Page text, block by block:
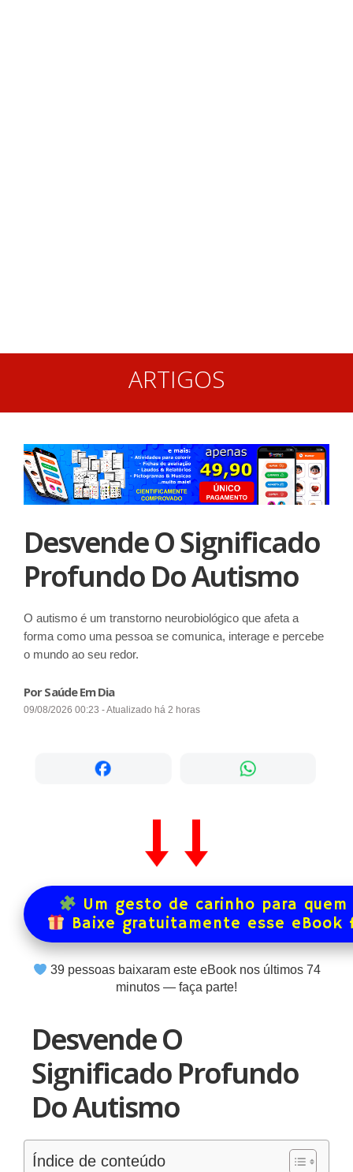
ARTIGOS
Desvende O Significado
Profundo Do Autismo
O autismo é um transtorno neurobiológico que afeta a
forma como uma pessoa se comunica, interage e percebe
o mundo ao seu redor.
Por Saúde Em Dia
09/08/2026 00:23 - Atualizado há 2 horas
Um gesto de carinho para
Baixe gratuitamente esse
39pessoas baixaram este eBook nos últimos 74
minutos — faça parte!
Desvende O
Significado Profundo
Do Autismo
Índice de conteúdo